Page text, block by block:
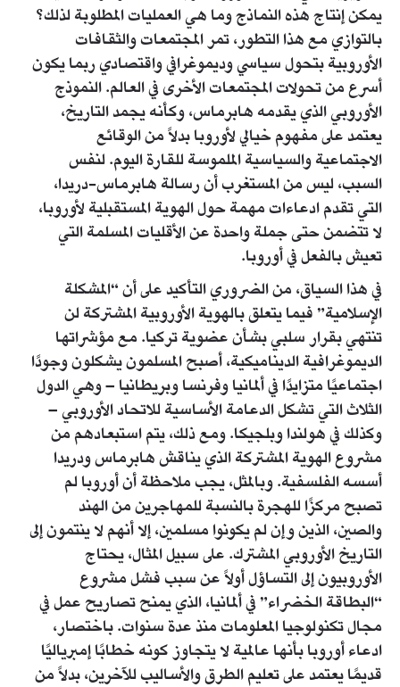
يمكن إنتاج هذه النماذج وما هي العمليات المطلوبة لذلك؟
بالتوازي مع هذا التطور، تمر المجتمعات والثقافات
الأوروبية بتحول سياسي وديموغرافي واقتصادي ربما يكون
أسرع من تحولات المجتمعات الأخرى في العالم. النموذج
الأوروبي الذي يقدمه هابرماس، وكأنه يجمد التاريخ،
يعتمد على مفهوم خيالي لأوروبا بدلاً من الوقائع
الاجتماعية والسياسية الملموسة للقارة اليوم. لنفس
السبب، ليس من المستغرب أن رسالة هابرماس-دريدا،
التي تقدم ادعاءات مهمة حول الهوية المستقبلية لأوروبا،
لا تتضمن حتى جملة واحدة عن الأقليات المسلمة التي
تعيش بالفعل في أوروبا.
في هذا السياق، من الضروري التأكيد على أن “المشكلة
الإسلامية” فيما يتعلق بالهوية الأوروبية المشتركة لن
تنتهي بقرار سلبي بشأن عضوية تركيا. مع مؤشراتها
الديموغرافية الديناميكية، أصبح المسلمون يشكلون وجودًا
اجتماعيًا متزايدًا في ألمانيا وفرنسا وبريطانيا – وهي الدول
الثلاث التي تشكل الدعامة الأساسية للاتحاد الأوروبي –
وكذلك في هولندا وبلجيكا. ومع ذلك، يتم استبعادهم من
مشروع الهوية المشتركة الذي يناقش هابرماس ودريدا
أسسه الفلسفية. وبالمثل، يجب ملاحظة أن أوروبا لم
تصبح مركزًا للهجرة بالنسبة للمهاجرين من الهند
والصين، الذين وإن لم يكونوا مسلمين، إلا أنهم لا ينتمون إلى
التاريخ الأوروبي المشترك. على سبيل المثال، يحتاج
الأوروبيون إلى التساؤل أولاً عن سبب فشل مشروع
“البطاقة الخضراء” في ألمانيا، الذي يمنح تصاريح عمل في
مجال تكنولوجيا المعلومات منذ عدة سنوات. باختصار،
ادعاء أوروبا بأنها عالمية لا يتجاوز كونه خطابًا إمبرياليًا
قديمًا يعتمد على تعليم الطرق والأساليب للآخرين، بدلاً من